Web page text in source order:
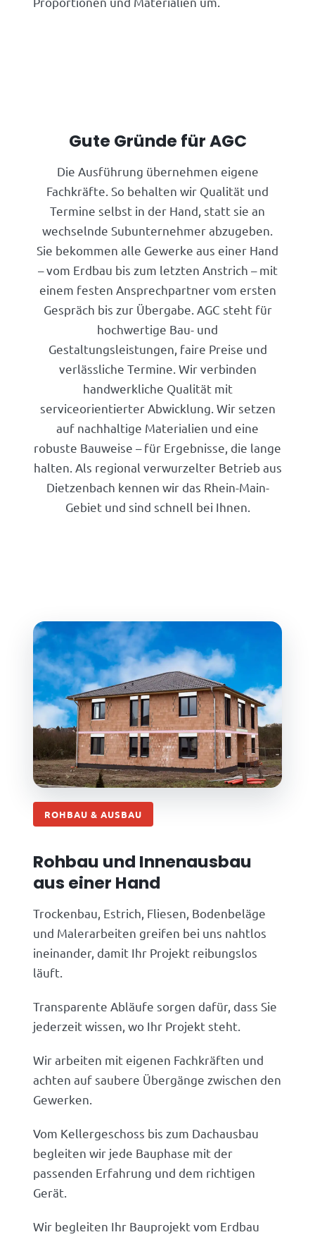
Gute Gründe für AGC
Die Ausführung übernehmen eigene
Fachkräfte. So behalten wir Qualität und
Termine selbst in der Hand, statt sie an
wechselnde Subunternehmer abzugeben.
Sie bekommen alle Gewerke aus einer Hand
– vom Erdbau bis zum letzten Anstrich – mit
einem festen Ansprechpartner vom ersten
Gespräch bis zur Übergabe. AGC steht für
hochwertige Bau- und
Gestaltungsleistungen, faire Preise und
verlässliche Termine. Wir verbinden
handwerkliche Qualität mit
serviceorientierter Abwicklung. Wir setzen
auf nachhaltige Materialien und eine
robuste Bauweise – für Ergebnisse, die lange
halten. Als regional verwurzelter Betrieb aus
Dietzenbach kennen wir das Rhein-Main-
Gebiet und sind schnell bei Ihnen.
ROHBAU & AUSBAU
Rohbau und Innenausbau
aus einer Hand
Trockenbau, Estrich, Fliesen, Bodenbeläge
und Malerarbeiten greifen bei uns nahtlos
ineinander, damit Ihr Projekt reibungslos
läuft.
Transparente Abläufe sorgen dafür, dass Sie
jederzeit wissen, wo Ihr Projekt steht.
Wir arbeiten mit eigenen Fachkräften und
achten auf saubere Übergänge zwischen den
Gewerken.
Vom Kellergeschoss bis zum Dachausbau
begleiten wir jede Bauphase mit der
passenden Erfahrung und dem richtigen
Gerät.
Wir begleiten Ihr Bauprojekt vom Erdbau